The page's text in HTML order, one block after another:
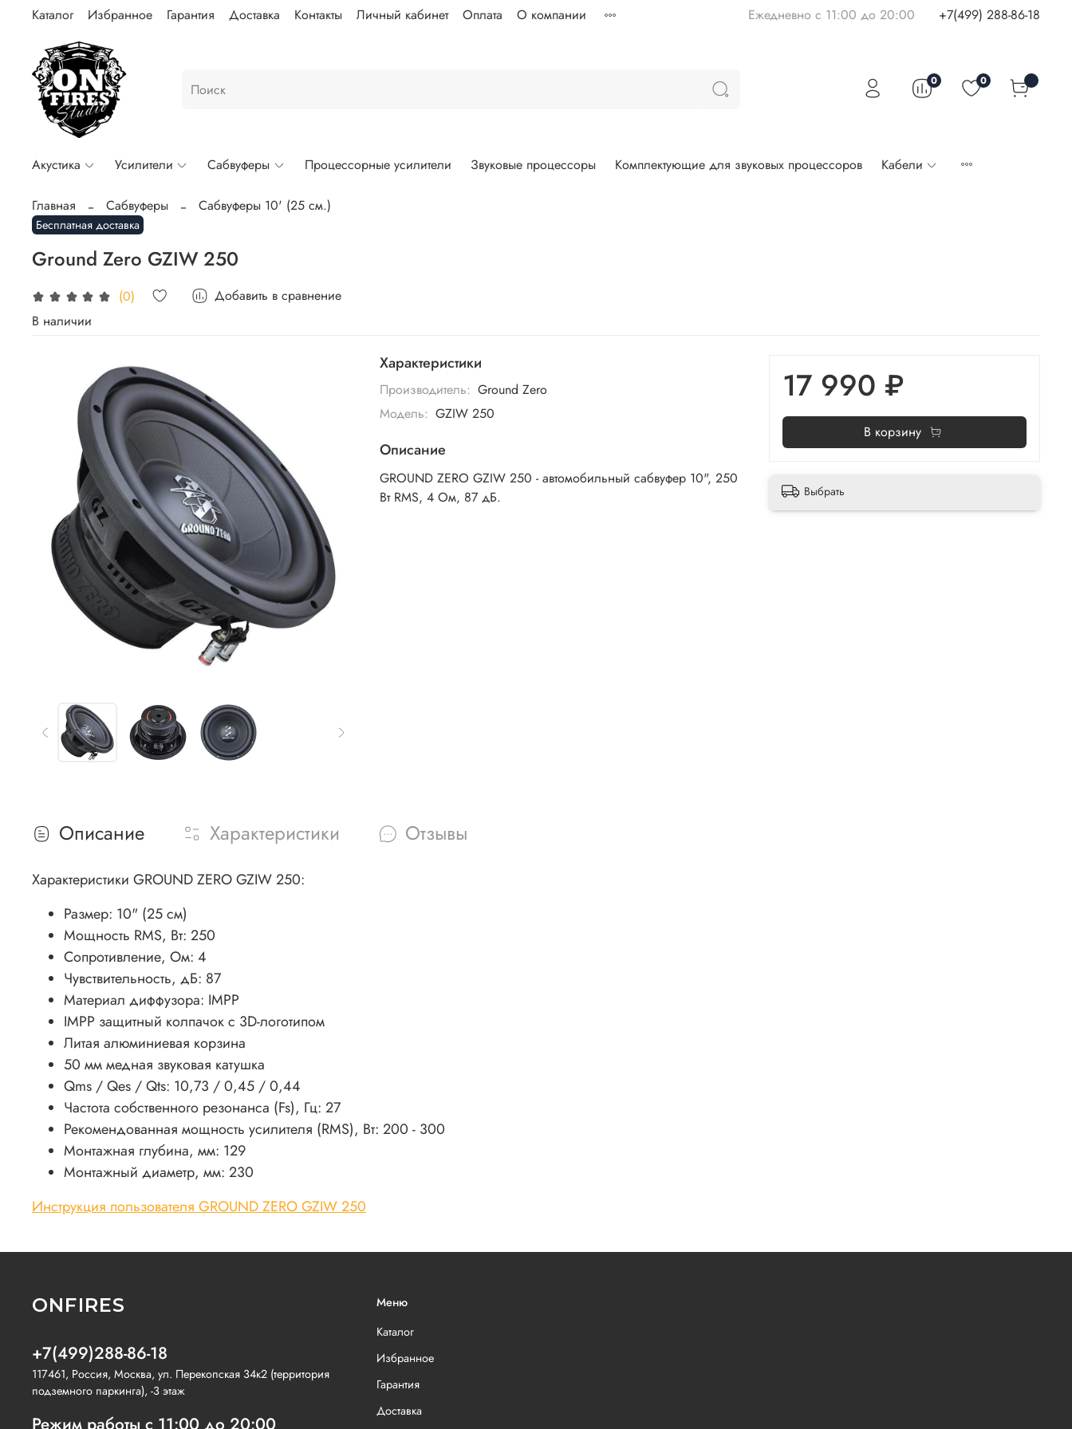
Каталог Избранное Гарантия Доставка Контакты Личный кабинет Оплата О компании Ежедневно с 11:00 до 20:00 +7(499) 288-86-18
0 0
Акустика Усилители Сабвуферы Процессорные усилители Звуковые процессоры Комплектующие для звуковых процессоров Кабели
Главная Сабвуферы Сабвуферы 10' (25 см.)
Бесплатная доставка
Ground Zero GZIW 250
В наличии
(0) Добавить в сравнение
Характеристики
Производитель: Ground Zero
Модель: GZIW 250
Описание
GROUND ZERO GZIW 250 - автомобильный сабвуфер 10", 250
Вт RMS, 4 Ом, 87 дБ.
17 990 ₽
В корзину
Выбрать
Описание Характеристики Отзывы
Характеристики GROUND ZERO GZIW 250:
Размер: 10" (25 см)
Мощность RMS, Вт: 250
Сопротивление, Ом: 4
Чувствительность, дБ: 87
Материал диффузора: IMPP
IMPP защитный колпачок с 3D-логотипом
Литая алюминиевая корзина
50 мм медная звуковая катушка
Qms / Qes / Qts: 10,73 / 0,45 / 0,44
Частота собственного резонанса (Fs), Гц: 27
Рекомендованная мощность усилителя (RMS), Вт: 200 - 300
Монтажная глубина, мм: 129
Монтажный диаметр, мм: 230
Инструкция пользователя GROUND ZERO GZIW 250
Меню
Каталог
Избранное
Гарантия
Доставка
ONFIRES
+7(499)288-86-18
117461, Россия, Москва, ул. Перекопская 34к2 (территория
подземного паркинга), -3 этаж